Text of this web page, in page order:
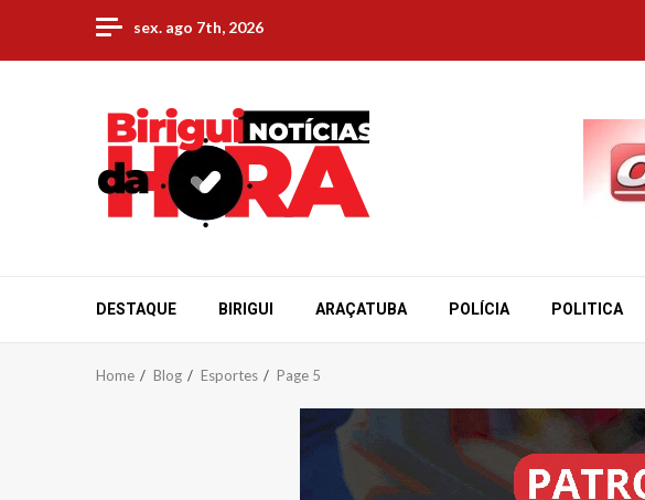
content
sex. ago 7th, 2026
DESTAQUE BIRIGUI ARAÇATUBA POLÍCIA POLITICA
Home Blog Esportes Page 5